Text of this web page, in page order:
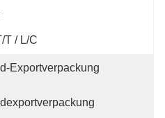
T / L/C
Exportverpackung